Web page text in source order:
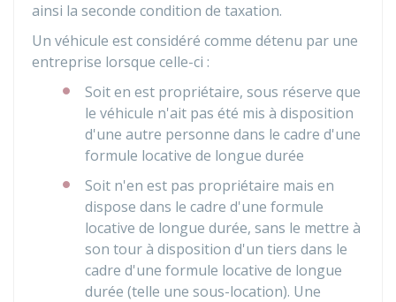
ainsi la seconde condition de taxation.
Un véhicule est considéré comme détenu par une
entreprise lorsque celle-ci :
Soit en est propriétaire, sous réserve que
le véhicule n'ait pas été mis à disposition
d'une autre personne dans le cadre d'une
formule locative de longue durée
Soit n'en est pas propriétaire mais en
dispose dans le cadre d'une formule
locative de longue durée, sans le mettre à
son tour à disposition d'un tiers dans le
cadre d'une formule locative de longue
durée (telle une sous-location). Une